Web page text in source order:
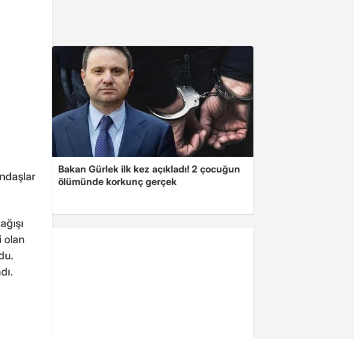
olan
Bakan Gürlek ilk kez açıkladı! 2 çocuğun
ölümünde korkunç gerçek